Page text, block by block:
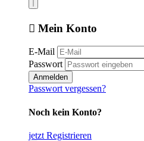
Mein Konto
E-Mail
Passwort
Anmelden
Passwort vergessen?
Noch kein Konto?
jetzt Registrieren